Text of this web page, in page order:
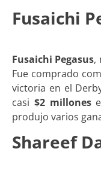
Fusaichi
Fusaichi Pegasus,
Fue comprado
victoria en el
casi $2 millones
produjo varios
Shareef